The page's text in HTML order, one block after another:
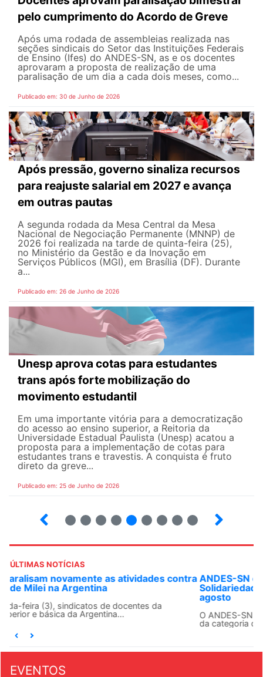
pelo cumprimento do Acordo de Greve
Após uma rodada de assembleias realizada nas
seções sindicais do Setor das Instituições Federais
de Ensino (Ifes) do ANDES-SN, as e os docentes
aprovaram a proposta de realização de uma
paralisação de um dia a cada dois meses, como...
Publicado em: 30 de Junho de 2026
Após pressão, governo sinaliza recursos
para reajuste salarial em 2027 e avança
em outras pautas
A segunda rodada da Mesa Central da Mesa
Nacional de Negociação Permanente (MNNP) de
2026 foi realizada na tarde de quinta-feira (25),
no Ministério da Gestão e da Inovação em
Serviços Públicos (MGI), em Brasília (DF). Durante
a...
Publicado em: 26 de Junho de 2026
Unesp aprova cotas para estudantes
trans após forte mobilização do
movimento estudantil
Em uma importante vitória para a democratização
do acesso ao ensino superior, a Reitoria da
Universidade Estadual Paulista (Unesp) acatou a
proposta para a implementação de cotas para
estudantes trans e travestis. A conquista é fruto
direto da greve...
Publicado em: 25 de Junho de 2026
ÚLTIMAS NOTÍCIAS
ANDES-SN convoca docentes para Dia de
Solidariedade Internacionalista com Cuba em 13 de
O ANDES-SN conclama suas seções sindicais e o conjunto
EVENTOS